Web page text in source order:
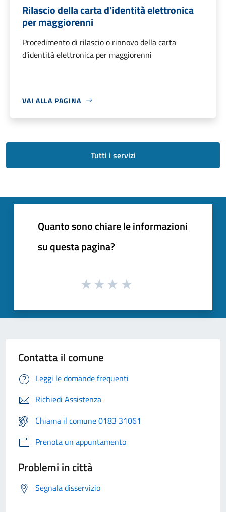
Rilascio della carta d'identità elettronica
per maggiorenni
Procedimento di rilascio o rinnovo della carta
d'identità elettronica per maggiorenni
VAI ALLA PAGINA
Tutti i servizi
Quanto sono chiare le informazioni
su questa pagina?
Contatta il comune
Leggi le domande frequenti
Richiedi Assistenza
Chiama il comune 0183 31061
Prenota un appuntamento
Problemi in città
Segnala disservizio